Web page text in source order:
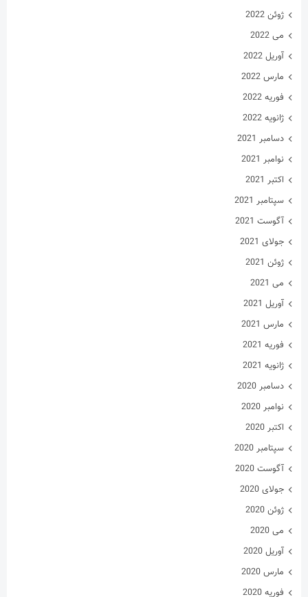
فوریه 2022
ژانویه 2022
دسامبر 2021
نوامبر 2021
اکتبر 2021
سپتامبر 2021
آگوست 2021
جولای 2021
ژوئن 2021
آوریل 2021
مارس 2021
فوریه 2021
ژانویه 2021
دسامبر 2020
نوامبر 2020
اکتبر 2020
سپتامبر 2020
آگوست 2020
جولای 2020
ژوئن 2020
آوریل 2020
مارس 2020
فوریه 2020
ژانویه 2020
فوریه 2019